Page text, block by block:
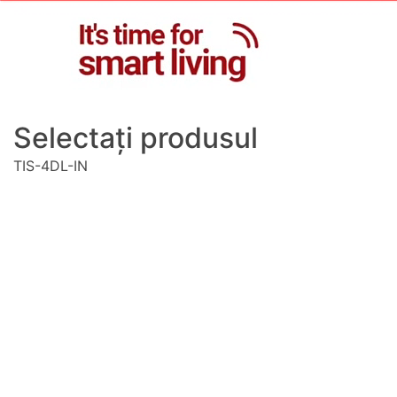
Selectați produsul
TIS-4DL-IN